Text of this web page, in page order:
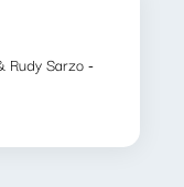
Rudy Sarzo -